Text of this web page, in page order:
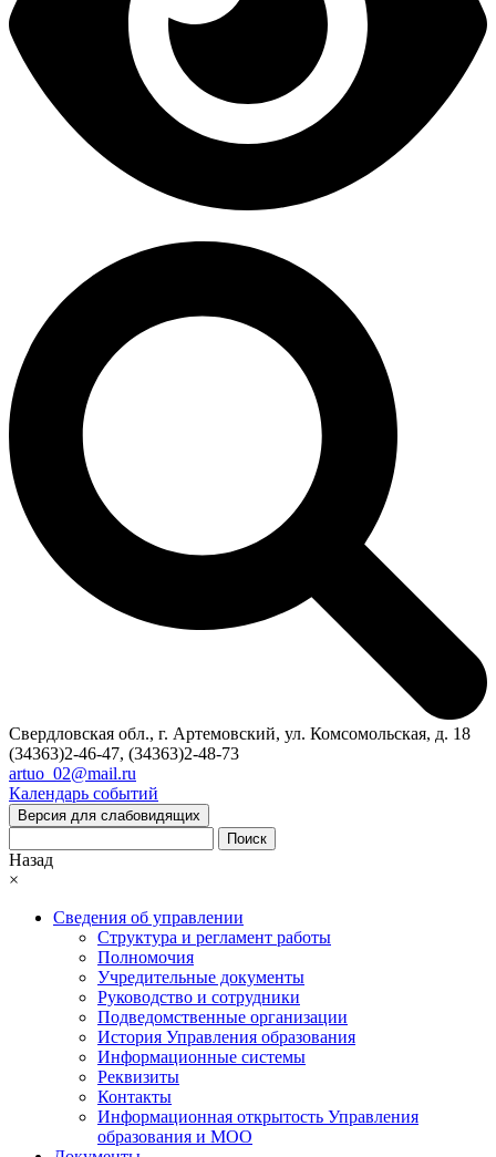
Свердловская обл., г. Артемовский, ул. Комсомольская, д. 18
(34363)2-46-47, (34363)2-48-73
artuo_02@mail.ru
Календарь событий
Версия для слабовидящих
Поиск
Назад
×
Сведения об управлении
Структура и регламент работы
Полномочия
Учредительные документы
Руководство и сотрудники
Подведомственные организации
История Управления образования
Информационные системы
Реквизиты
Контакты
Информационная открытость Управления
образования и МОО